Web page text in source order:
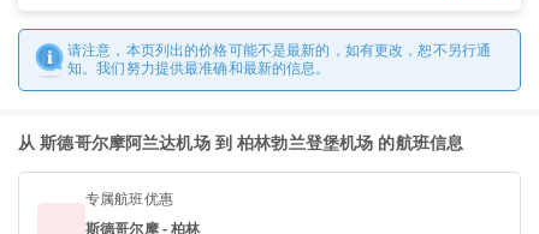
请注意，本页列出的价格可能不是最新的，如有更改，恕不另行通
知。我们努力提供最准确和最新的信息。
从 斯德哥尔摩阿兰达机场 到 柏林勃兰登堡机场 的航班信息
专属航班优惠
斯德哥尔摩 - 柏林